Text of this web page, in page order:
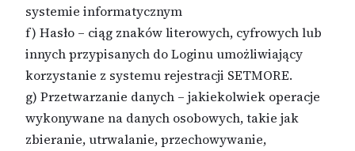
systemie informatycznym
f) Hasło – ciąg znaków literowych, cyfrowych lub
innych przypisanych do Loginu umożliwiający
korzystanie z systemu rejestracji SETMORE.
g) Przetwarzanie danych – jakiekolwiek operacje
wykonywane na danych osobowych, takie jak
zbieranie, utrwalanie, przechowywanie,